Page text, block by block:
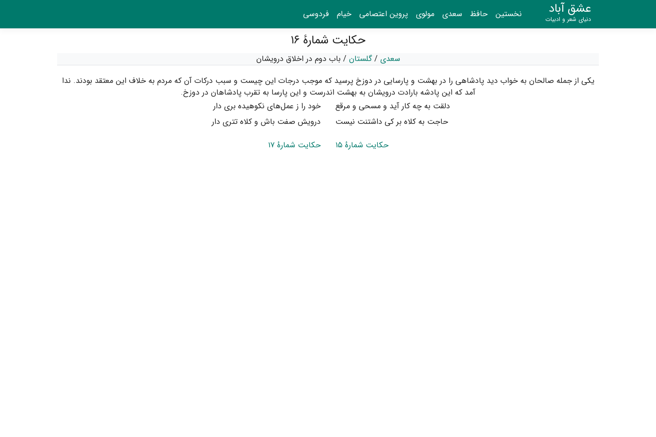
عشق آباد
دنیای شعر و ادبیات نخستین حافظ سعدی مولوی پروین اعتصامی خیام فردوسی
حکایت شمارهٔ ۱۶
سعدی /گلستان / باب دوم در اخلاق درویشان
یکی از جمله صالحان به خواب دید پادشاهی را در بهشت و پارسایی در دوزخ پرسید که موجب درجات این چیست و سبب درکات آن که مردم به خلاف این معتقد بودند. ندا
آمد که این پادشه بارادت درویشان به بهشت اندرست و این پارسا به تقرب پادشاهان در دوزخ.
دلقت به چه کار آید و مسحی و مرقع
خود را ز عمل‌های نکوهیده بری دار
حاجت به کلاه بر کی داشتنت نیست
درویش صفت باش و کلاه تتری دار
حکایت شمارهٔ ۱۵
حکایت شمارهٔ ۱۷